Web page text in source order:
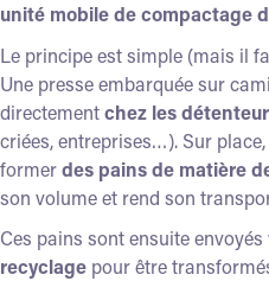
unité mobile de compactage
Le principe est simple (mais il
Une presse embarquée sur
directementchez les
criées, entreprises…). Sur
formerdes pains de matière
son volume et rend son
Ces pains sont ensuite envoyés
recyclage pour être